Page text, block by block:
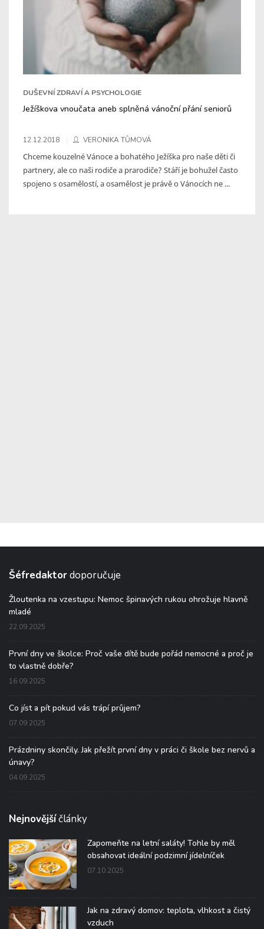
DUŠEVNÍ ZDRAVÍ A PSYCHOLOGIE
Ježíškova vnoučata aneb splněná vánoční přání seniorů
12.12.2018 VERONIKA TŮMOVÁ
Chceme kouzelné Vánoce a bohatého Ježíška pro naše děti či
partnery, ale co naši rodiče a prarodiče? Stáří je bohužel často
spojeno s osamělostí, a osamělost je právě o Vánocích ne ...
Šéfredaktordoporučuje
Žloutenka na vzestupu: Nemoc špinavých rukou ohrožuje hlavně
mladé
22.09.2025
První dny ve školce: Proč vaše dítě bude pořád nemocné a proč je
to vlastně dobře?
16.09.2025
Co jíst a pít pokud vás trápí průjem?
07.09.2025
Prázdniny skončily. Jak přežít první dny v práci či škole bez nervů a
únavy?
04.09.2025
Nejnovějšíčlánky
Zapomeňte na letní saláty! Tohle by měl
obsahovat ideální podzimní jídelníček
07.10.2025
Jak na zdravý domov: teplota, vlhkost a čistý
vzduch